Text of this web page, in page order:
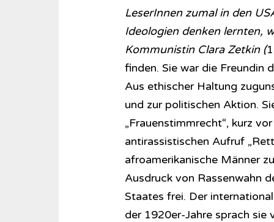
LeserInnen zumal in den
Ideologien denken lernten,
Kommunistin Clara Zetkin (
finden. Sie war die Freundin
Aus ethischer Haltung
und zur politischen Aktion.
„Frauenstimmrecht“, kurz
antirassistischen Aufruf
afroamerikanische Männer
Ausdruck von Rassenwahn
Staates frei. Der
der 1920er-Jahre sprach sie